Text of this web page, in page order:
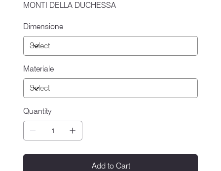
MONTI DELLA DUCHESSA
Dimensione
Materiale
Quantity
Add to Cart